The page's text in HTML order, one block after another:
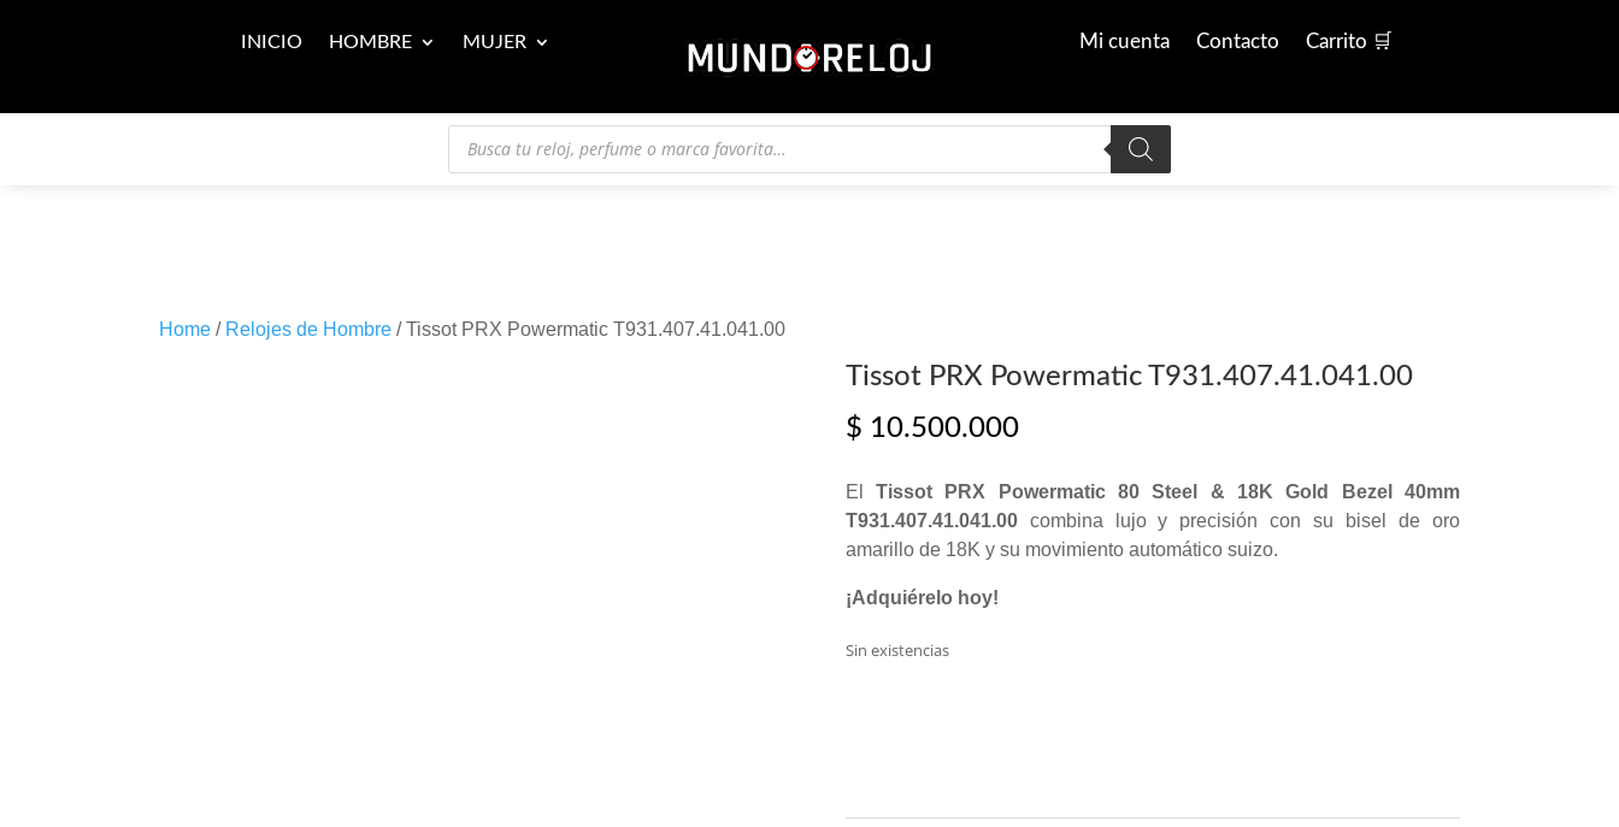
INICIO HOMBRE MUJER Mi cuenta Contacto Carrito 🛒
Búsqueda
productos
Home / Relojes de Hombre / Tissot PRX Powermatic T931.407.41.041.00
Tissot PRX Powermatic T931.407.41.041.00
$ 10.500.000
ElTissot PRX Powermatic 80 Steel & 18K Gold Bezel 40mm
T931.407.41.041.00combina lujo y precisión con su bisel de oro
amarillo de 18K y su movimiento automático suizo.
¡Adquiérelo hoy!
Sin existencias